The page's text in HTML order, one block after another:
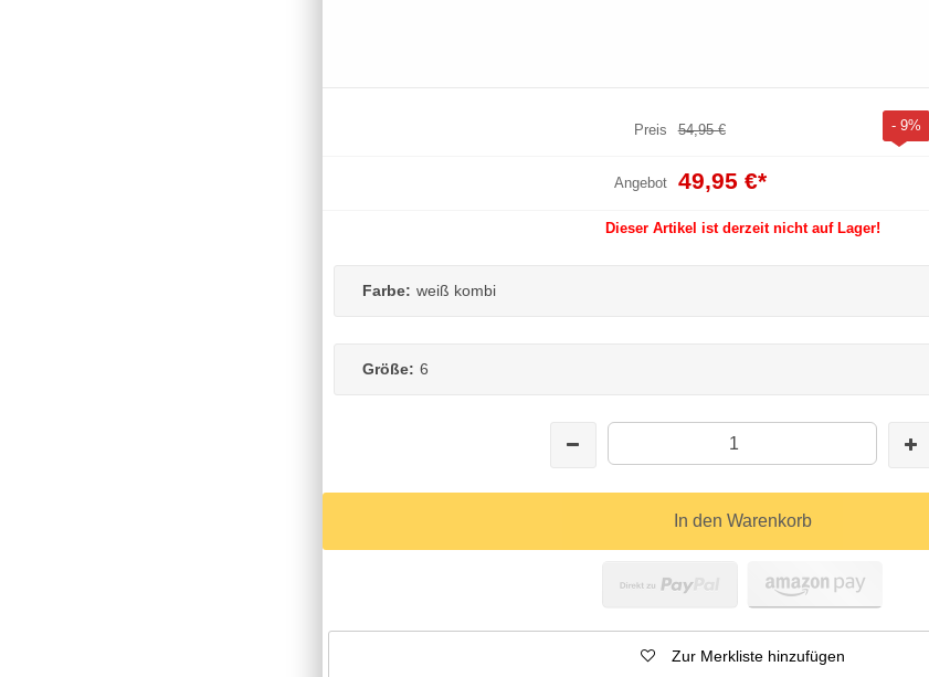
Preis 54,95 € - 9%
Angebot 49,95 €*
Dieser Artikel ist derzeit nicht auf Lager!
Farbe: weiß kombi
Größe: 6
In den Warenkorb
Zur Merkliste hinzufügen